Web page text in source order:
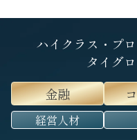
ハイクラス・プ
タイグ
金融
経営人材